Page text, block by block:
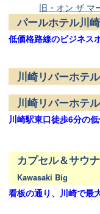
旧・オン ザ マ
パールホテル川崎
低価格路線のビジネス
川崎リバーホテ
川崎リバーホテ
川崎駅東口徒歩6分の
カプセル＆サウ
Kawasaki Big
看板の通り、川崎で最